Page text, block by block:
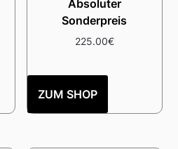
Absoluter
Sonderpreis
225.00€
ZUM SHOP